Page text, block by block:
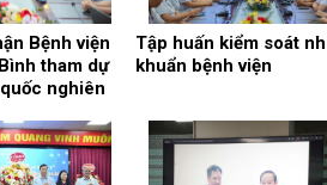
Bệnh viện
tham dự
nghiên
hiện Nghị
lần thứ ba
Trung ương
Tập huấn kiểm soát
khuẩn bệnh viện